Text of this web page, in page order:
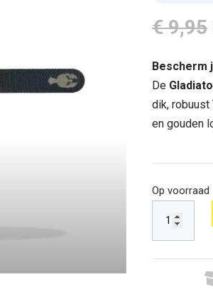
€9,95
Bescherm
De
dik,
en gouden
Op voorraad